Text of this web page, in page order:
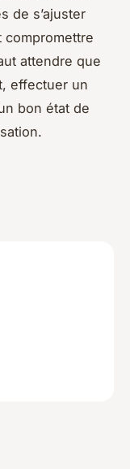
de s’ajuster
compromettre
attendre que
effectuer un
bon état de